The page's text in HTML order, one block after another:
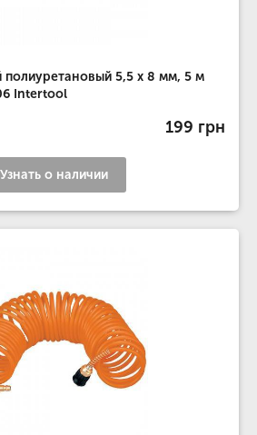
полиуретановый 5,5 x 8 мм, 5 м
Intertool
199 грн
Узнать о наличии